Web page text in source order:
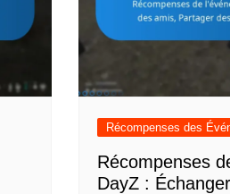
Récompenses des
Récompenses
DayZ :